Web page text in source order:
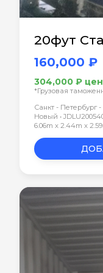
20фут
160,000 ₽
304,000 ₽
*Грузовая
Санкт - Петербург
Новый •
6.06m x 2.44m x